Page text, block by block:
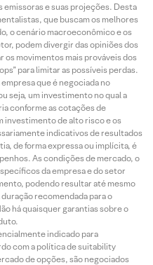
emissoras e suas projeções. Desta
que buscam os melhores
o cenário macroeconômico e os
podem divergir das opiniões dos
movimentos mais prováveis dos
para limitar as possíveis perdas.
que é negociada no
seja, um investimento no qual a
conforme as cotações de
investimento de alto risco e os
indicativos de resultados
de forma expressa ou implícita, é
As condições de mercado, o
da empresa e do setor
podendo resultar até mesmo
recomendada para o
há quaisquer garantias sobre o
indicado para
com a política de suitability
de opções, são negociados